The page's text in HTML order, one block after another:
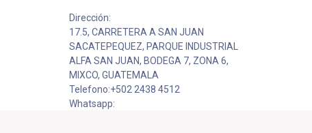
Dirección:
17.5, CARRETERA A SAN JUAN
SACATEPEQUEZ, PARQUE INDUSTRIAL
ALFA SAN JUAN, BODEGA 7, ZONA 6,
MIXCO, GUATEMALA
Telefono:+502 2438 4512
Whatsapp: